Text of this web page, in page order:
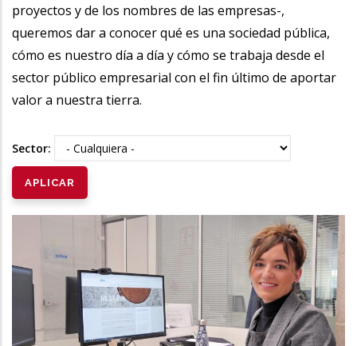
proyectos y de los nombres de las empresas-,
queremos dar a conocer qué es una sociedad pública,
cómo es nuestro día a día y cómo se trabaja desde el
sector público empresarial con el fin último de aportar
valor a nuestra tierra.
Sector: